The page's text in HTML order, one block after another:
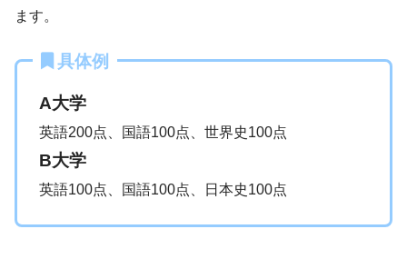
ます。
具体例
A大学
英語200点、国語100点、世界史100点
B大学
英語100点、国語100点、日本史100点